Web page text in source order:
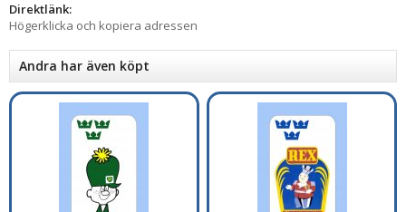
Direktlänk:
Högerklicka och kopiera adressen
Andra har även köpt